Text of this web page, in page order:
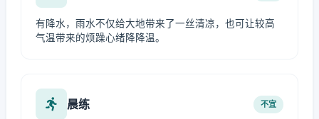
有降水，雨水不仅给大地带来了一丝清凉，也可让较高
气温带来的烦躁心绪降降温。
晨练 不宜